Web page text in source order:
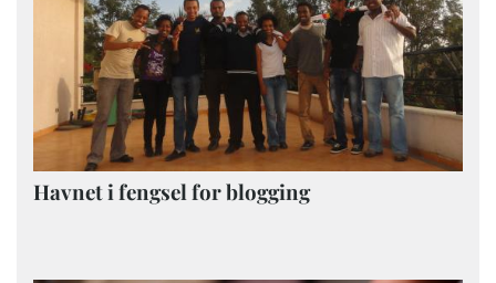
Havnet i fengsel for blogging